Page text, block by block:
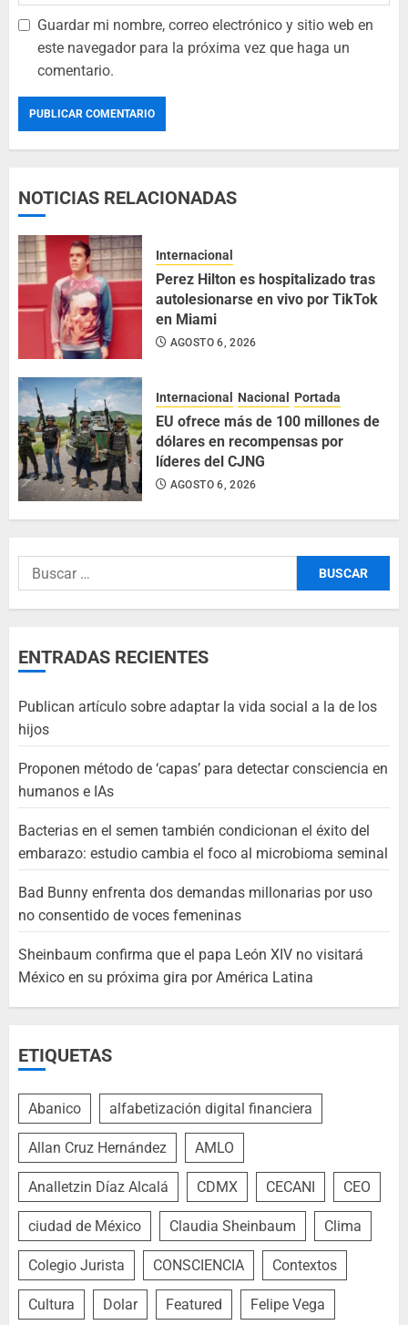
Guardar mi nombre, correo electrónico y sitio web en
este navegador para la próxima vez que haga un
comentario.
NOTICIAS RELACIONADAS
Internacional
Perez Hilton es hospitalizado tras
autolesionarse en vivo por TikTok
en Miami
AGOSTO 6, 2026
Internacional Nacional Portada
EU ofrece más de 100 millones de
dólares en recompensas por
líderes del CJNG
AGOSTO 6, 2026
ENTRADAS RECIENTES
Publican artículo sobre adaptar la vida social a la de los
hijos
Proponen método de ‘capas’ para detectar consciencia en
humanos e IAs
Bacterias en el semen también condicionan el éxito del
embarazo: estudio cambia el foco al microbioma seminal
Bad Bunny enfrenta dos demandas millonarias por uso
no consentido de voces femeninas
Sheinbaum confirma que el papa León XIV no visitará
México en su próxima gira por América Latina
ETIQUETAS
Abanico alfabetización digital financiera
Allan Cruz Hernández AMLO
Analletzin Díaz Alcalá CDMX CECANI CEO
ciudad de México Claudia Sheinbaum Clima
Colegio Jurista CONSCIENCIA Contextos
Cultura Dolar Featured Felipe Vega